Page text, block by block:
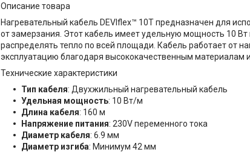
Описание товара
Нагревательный кабель DEVIflex™ 10T предназначен для
от замерзания. Этот кабель имеет удельную мощность 10
распределять тепло по всей площади. Кабель работает от
эксплуатацию благодаря высококачественным материалам
Технические характеристики
Тип кабеля: Двухжильный нагревательный кабель
Удельная мощность: 10 Вт/м
Длина кабеля: 160 м
Напряжение питания: 230V переменного тока
Диаметр кабеля: 6.9 мм
Диаметр изгиба: Минимум 42 мм